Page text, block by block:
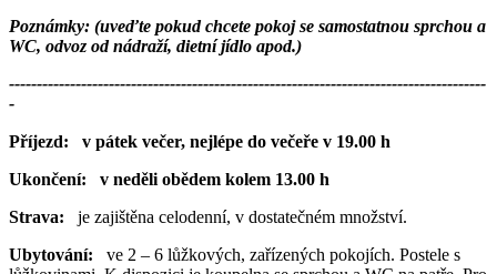
Poznámky: (uveďte pokud chcete pokoj se samostatnou sprchou a
WC, odvoz od nádraží, dietní jídlo apod.)
--------------------------------------------------------------------------------------
-
Příjezd: v pátek večer, nejlépe do večeře v 19.00 h
Ukončení: v neděli obědem kolem 13.00 h
Strava:
je zajištěna celodenní, v dostatečném množství.
Ubytování:
ve 2 – 6 lůžkových, zařízených pokojích. Postele s